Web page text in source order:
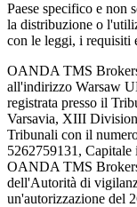
Paese specifico e non
la distribuzione o
con le leggi, i requisiti
OANDA TMS Brokers
all'indirizzo Warsaw
registrata presso il
Varsavia, XIII
Tribunali con il
5262759131,
OANDA TMS
dell'Autorità di
un'autorizzazione del